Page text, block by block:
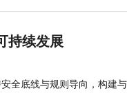
持续发展
全底线与规则导向，构建